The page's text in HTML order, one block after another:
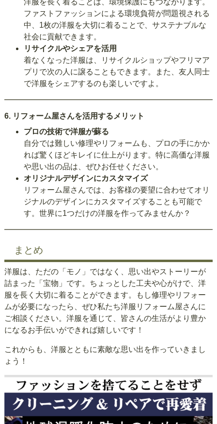
洋服を長く着ることは、環境保護にもつながります。
ファストファッションによる環境負荷が問題視される
中、1枚の洋服を大切に着ることで、サステナブルな
社会に貢献できます。
リサイクルやシェアを活用
着なくなった洋服は、リサイクルショップやフリマア
プリで次の人に譲ることもできます。また、友人同士
で洋服をシェアするのも楽しいですよ。
6. リフォーム屋さんを活用するメリット
プロの技術で洋服が蘇る
自分では難しい修理やリフォームも、プロの手にかか
れば驚くほどキレイに仕上がります。特に高価な洋服
や思い出の品は、ぜひお任せください。
オリジナルデザインにカスタマイズ
リフォーム屋さんでは、お客様の要望に合わせてオリ
ジナルのデザインにカスタマイズすることも可能で
す。世界に1つだけの洋服を作ってみませんか？
まとめ
洋服は、ただの「モノ」ではなく、思い出やストーリーが
詰まった「宝物」です。ちょっとした工夫や心がけで、洋
服を長く大切に着ることができます。もし修理やリフォー
ムが必要になったら、ぜひ私たち洋服リフォーム屋さんに
ご相談ください。洋服を通じて、皆さんの生活がより豊か
になるお手伝いができれば嬉しいです！
これからも、洋服とともに素敵な思い出を作っていきまし
ょう！